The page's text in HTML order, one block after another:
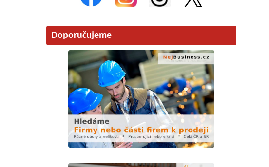
Doporučujeme